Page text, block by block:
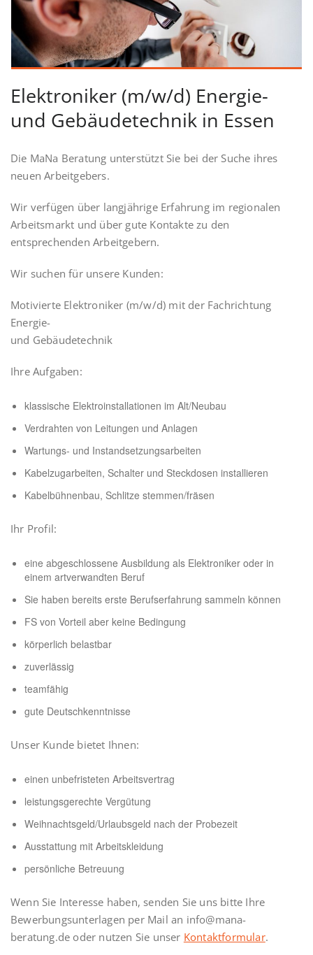
Elektroniker (m/w/d) Energie-
und Gebäudetechnik in Essen
Die MaNa Beratung unterstützt Sie bei der Suche ihres
neuen Arbeitgebers.
Wir verfügen über langjährige Erfahrung im regionalen
Arbeitsmarkt und über gute Kontakte zu den
entsprechenden Arbeitgebern.
Wir suchen für unsere Kunden:
Motivierte Elektroniker (m/w/d) mit der Fachrichtung
Energie-
und Gebäudetechnik
Ihre Aufgaben:
klassische Elektroinstallationen im Alt/Neubau
Verdrahten von Leitungen und Anlagen
Wartungs- und Instandsetzungsarbeiten
Kabelzugarbeiten, Schalter und Steckdosen installieren
Kabelbühnenbau, Schlitze stemmen/fräsen
Ihr Profil:
eine abgeschlossene Ausbildung als Elektroniker oder in
einem artverwandten Beruf
Sie haben bereits erste Berufserfahrung sammeln können
FS von Vorteil aber keine Bedingung
körperlich belastbar
zuverlässig
teamfähig
gute Deutschkenntnisse
Unser Kunde bietet Ihnen:
einen unbefristeten Arbeitsvertrag
leistungsgerechte Vergütung
Weihnachtsgeld/Urlaubsgeld nach der Probezeit
Ausstattung mit Arbeitskleidung
persönliche Betreuung
Wenn Sie Interesse haben, senden Sie uns bitte Ihre
Bewerbungsunterlagen per Mail an info@mana-
beratung.de oder nutzen Sie unser Kontaktformular.